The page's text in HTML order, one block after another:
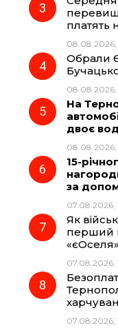
k
платять
08.08.2026,
Обрали
08.08.2026,
На
двоє
08.08.2026,
15-
за
07.08.2026,
Як
перший
«єОселя»
07.08.2026,
07.08.2026,